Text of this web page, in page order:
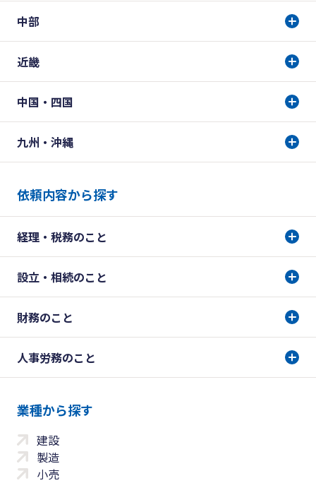
中部
近畿
中国・四国
九州・沖縄
依頼内容から探す
経理・税務のこと
設立・相続のこと
財務のこと
人事労務のこと
業種から探す
建設
製造
小売